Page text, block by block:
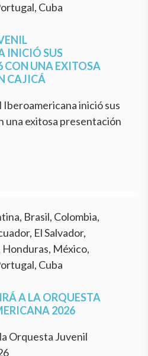
Cuba
INICIÓ SUS
CON UNA EXITOSA
CAJICÁ
Iberoamericana inició sus
una exitosa presentación
Brasil, Colombia,
El Salvador,
Honduras, México,
Cuba
A LA ORQUESTA
2026
Orquesta Juvenil